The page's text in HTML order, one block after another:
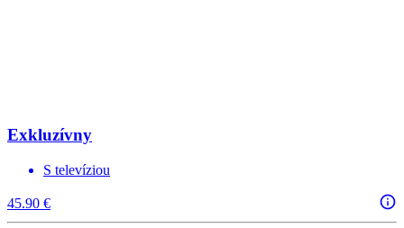
Exkluzívny
S televíziou
45.90 €